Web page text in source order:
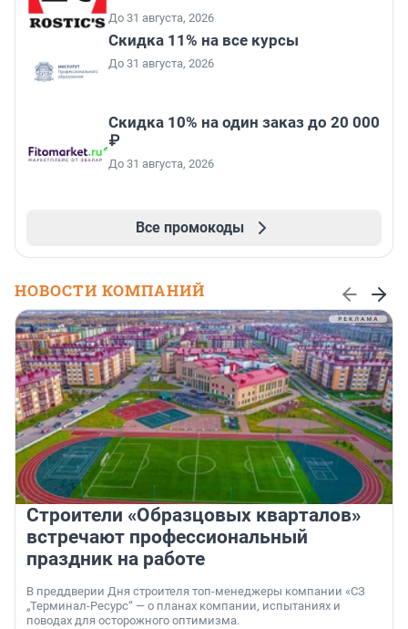
До 31 августа, 2026
Скидка 11% на все курсы
До 31 августа, 2026
Скидка 10% на один заказ до 20 000
₽
До 31 августа, 2026
Все промокоды
НОВОСТИ КОМПАНИЙ
Строители «Образцовых кварталов»
встречают профессиональный
праздник на работе
В преддверии Дня строителя топ-менеджеры компании «СЗ
„Терминал-Ресурс“ — о планах компании, испытаниях и
поводах для осторожного оптимизма.